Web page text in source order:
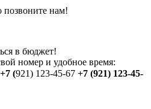
нам!
в бюджет!
номер и удобное время:
+7 (921) 123-45-67 +7 (921) 123-45-